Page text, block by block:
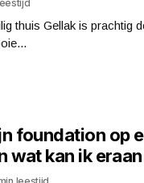
thuis Gellak is prachtig
foundation op
wat kan ik
leestijd